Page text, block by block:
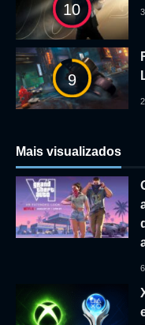
10
9
Mais visualizados